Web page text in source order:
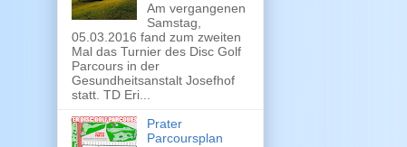
Am vergangenen
Samstag,
05.03.2016 fand zum zweiten
Mal das Turnier des Disc Golf
Parcours in der
Gesundheitsanstalt Josefhof
statt. TD Eri...
Prater
Parcoursplan